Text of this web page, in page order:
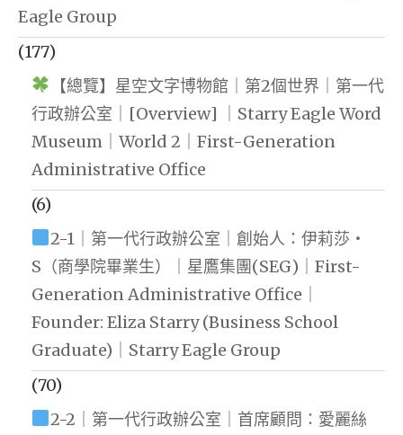
Eagle Group
(177)
【總覽】星空文字博物館｜第2個世界｜第一代
行政辦公室｜[Overview] ｜Starry Eagle Word
Museum｜World 2｜First-Generation
Administrative Office
(6)
2-1｜第一代行政辦公室｜創始人：伊莉莎・
S（商學院畢業生）｜星鷹集團(SEG)｜First-
Generation Administrative Office｜
Founder: Eliza Starry (Business School
Graduate)｜Starry Eagle Group
(70)
2-2｜第一代行政辦公室｜首席顧問：愛麗絲